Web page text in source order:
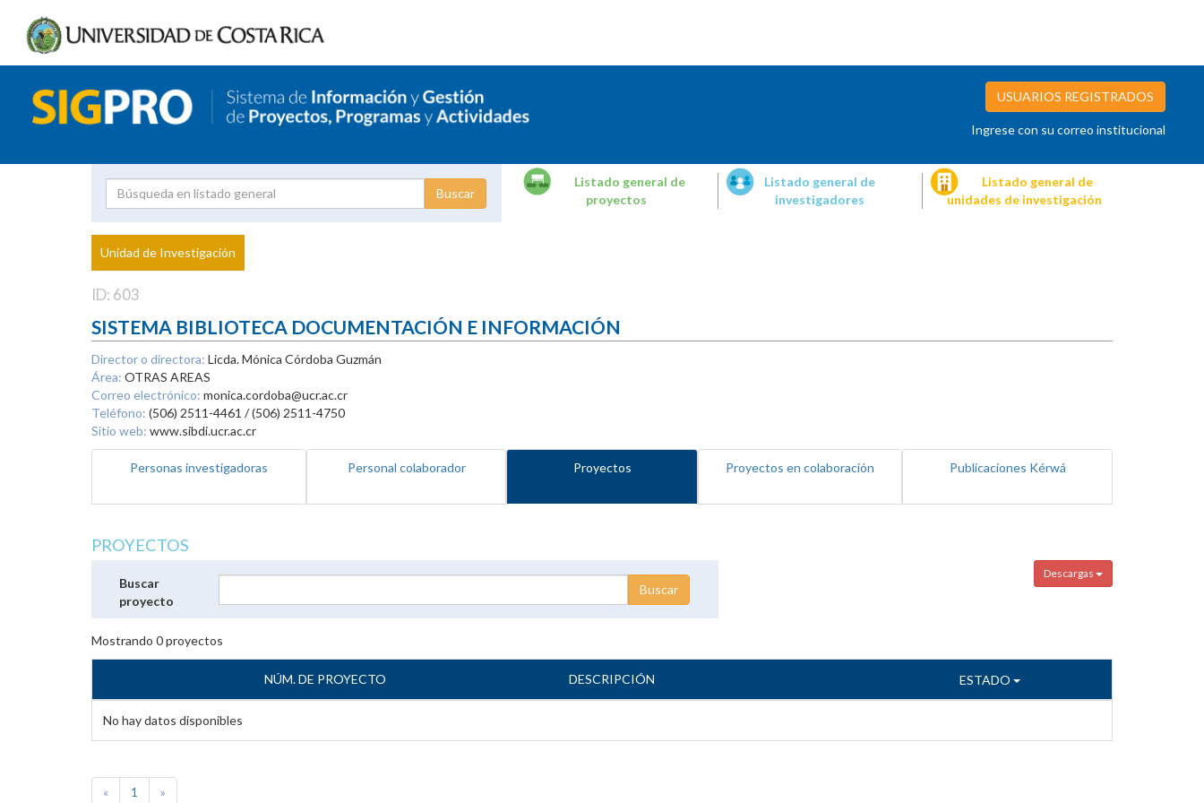
USUARIOS REGISTRADOS
Ingrese con su correo institucional
Proyecto
Investigador
Listado general de
proyectos
Listado general de
investigadores
Listado general de
unidades de investigación
Unidad de Investigación
ID: 603
SISTEMA BIBLIOTECA DOCUMENTACIÓN E INFORMACIÓN
Director o directora: Licda. Mónica Córdoba Guzmán
Área: OTRAS AREAS
Correo electrónico: monica.cordoba@ucr.ac.cr
Teléfono: (506) 2511-4461 / (506) 2511-4750
Sitio web: www.sibdi.ucr.ac.cr
Personas investigadoras Personal colaborador Proyectos Proyectos en colaboración Publicaciones Kérwá
PROYECTOS
Descargas
Buscar
proyecto
Mostrando 0proyectos
NÚM. DE PROYECTO DESCRIPCIÓN ESTADO
No hay datos disponibles
« 1 »